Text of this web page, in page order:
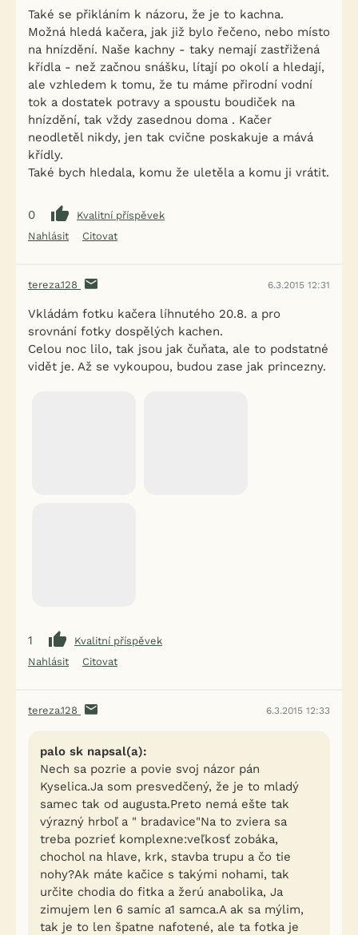
Také se přikláním k názoru, že je to kachna.
Možná hledá kačera, jak již bylo řečeno, nebo místo
na hnízdění. Naše kachny - taky nemají zastřižená
křídla - než začnou snášku, lítají po okolí a hledají,
ale vzhledem k tomu, že tu máme přirodní vodní
tok a dostatek potravy a spoustu boudiček na
hnízdění, tak vždy zasednou doma . Kačer
neodletěl nikdy, jen tak cvične poskakuje a mává
křídly.
Také bych hledala, komu že uletěla a komu ji vrátit.
0
Kvalitní příspěvek
Nahlásit
Citovat
tereza.128 6.3.2015 12:31
Vkládám fotku kačera líhnutého 20.8. a pro
srovnání fotky dospělých kachen.
Celou noc lilo, tak jsou jak čuňata, ale to podstatné
vidět je. Až se vykoupou, budou zase jak princezny.
1
Kvalitní příspěvek
Nahlásit
Citovat
tereza.128 6.3.2015 12:33
palo sk napsal(a):
Nech sa pozrie a povie svoj názor pán
Kyselica.Ja som presvedčený, že je to mladý
samec tak od augusta.Preto nemá ešte tak
výrazný hrboľ a " bradavice"Na to zviera sa
treba pozrieť komplexne:veľkosť zobáka,
chochol na hlave, krk, stavba trupu a čo tie
nohy?Ak máte kačice s takými nohami, tak
určite chodia do fitka a žerú anabolika, Ja
zimujem len 6 samíc a1 samca.A ak sa mýlim,
tak je to len špatne nafotené, ale ta fotka je